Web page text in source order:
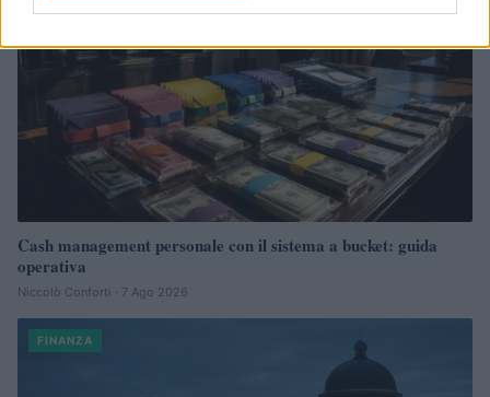
Cash management personale con il sistema a bucket: guida
operativa
Niccolò Conforti · 7 Ago 2026
FINANZA